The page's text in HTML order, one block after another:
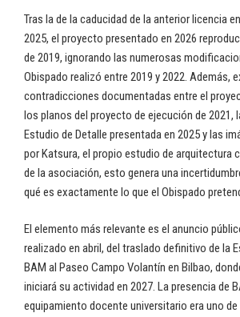
Tras la de la caducidad de la anterior licencia
2025, el proyecto presentado en 2026
de 2019, ignorando las numerosas
Obispado realizó entre 2019 y 2022. Además,
contradicciones documentadas entre el
los planos del proyecto de ejecución de 2021,
Estudio de Detalle presentada en 2025 y las
por Katsura, el propio estudio de arquitectura
de la asociación, esto genera una
qué es exactamente lo que el Obispado
El elemento más relevante es el anuncio
realizado en abril, del traslado definitivo de la
BAM al Paseo Campo Volantín en Bilbao,
iniciará su actividad en 2027. La presencia de
equipamiento docente universitario era uno